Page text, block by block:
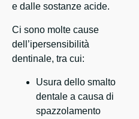
e dalle sostanze acide.
Ci sono molte cause
dell’ipersensibilità
dentinale, tra cui:
Usura dello smalto
dentale a causa di
spazzolamento